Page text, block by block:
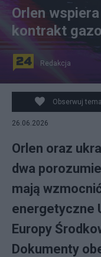
Orlen
kontrakt
Redakcja
Obserwuj
26.06.2026
Orlen oraz
dwa
mają
energetyczne
Europy
Dokumenty